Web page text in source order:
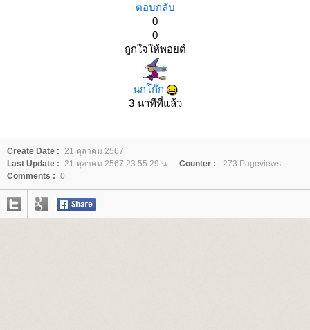
ตอบกลับ
0
0
ถูกใจให้พอยต์
นกโก๊ก
3 นาทีที่แล้ว
Create Date : 21 ตุลาคม 2567
Last Update : 21 ตุลาคม 2567 23:55:29 น. Counter :
273 Pageviews.
Comments : 0